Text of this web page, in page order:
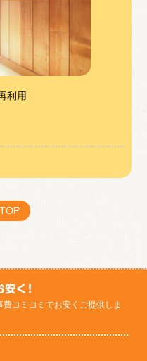
利用
コミコミでお安くご提供しま